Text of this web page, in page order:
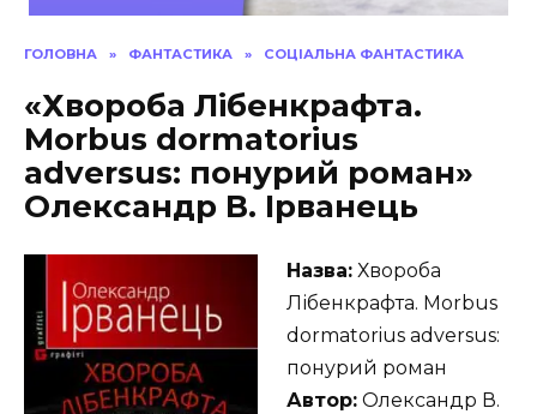
ГОЛОВНА » ФАНТАСТИКА » СОЦІАЛЬНА ФАНТАСТИКА
«Хвороба Лібенкрафта.
Morbus dormatorius
adversus: понурий роман»
Олександр В. Ірванець
Назва: Хвороба
Лібенкрафта. Morbus
dormatorius adversus:
понурий роман
Автор: Олександр В.